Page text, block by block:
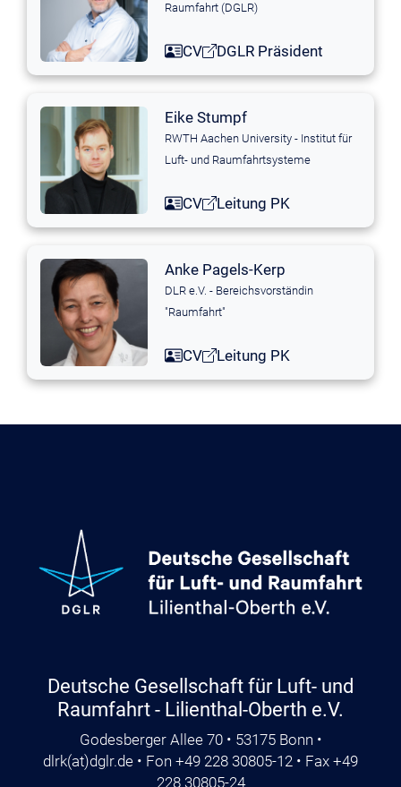
Raumfahrt (DGLR)
CV DGLR Präsident
Eike Stumpf
RWTH Aachen University - Institut für
Luft- und Raumfahrtsysteme
CV Leitung PK
Anke Pagels-Kerp
DLR e.V. - Bereichsvorständin
"Raumfahrt"
CV Leitung PK
Deutsche Gesellschaft für Luft- und
Raumfahrt - Lilienthal-Oberth e.V.
Godesberger Allee 70 • 53175 Bonn •
dlrk(at)dglr.de • Fon +49 228 30805-12 • Fax +49
228 30805-24